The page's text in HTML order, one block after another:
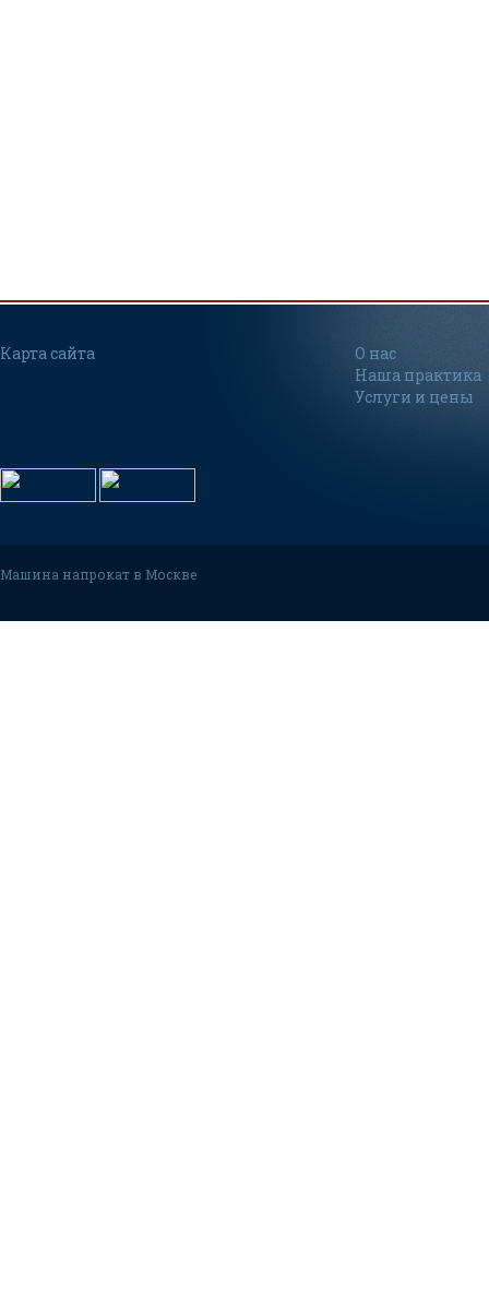
Карта сайта
О нас
Наша практика
Услуги и цены
Машина напрокат в Москве